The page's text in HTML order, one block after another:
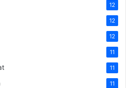
12
12
12
11
11
11